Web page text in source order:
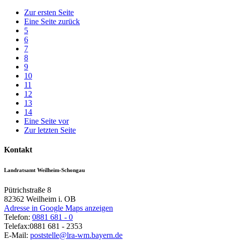
Zur ersten Seite
Eine Seite zurück
5
6
7
8
9
10
11
12
13
14
Eine Seite vor
Zur letzten Seite
Kontakt
Landratsamt Weilheim-Schongau
Pütrichstraße 8
82362 Weilheim i. OB
Adresse in Google Maps anzeigen
Telefon: 0881 681 - 0
Telefax:0881 681 - 2353
E-Mail: poststelle@lra-wm.bayern.de